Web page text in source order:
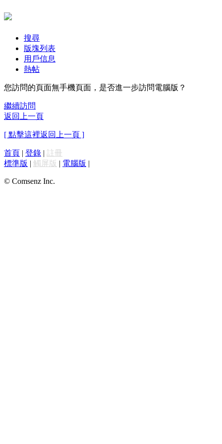
搜尋
版塊列表
用戶信息
熱帖
您訪問的頁面無手機頁面，是否進一步訪問電腦版？
繼續訪問
返回上一頁
[ 點擊這裡返回上一頁 ]
首頁 | 登錄 | 註冊
標準版 | 觸屏版 | 電腦版 |
© Comsenz Inc.